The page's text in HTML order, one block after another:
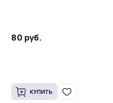
80 руб.
КУПИТЬ